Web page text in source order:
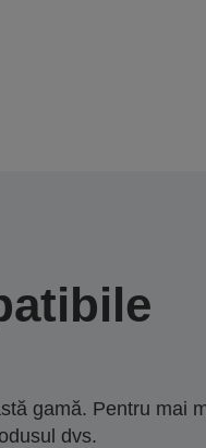
gamă. Pentru mai
dvs.